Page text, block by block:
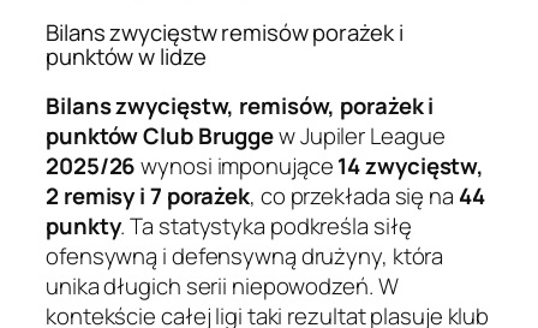
Bilans zwycięstw remisów porażek i
punktów w lidze
Bilans zwycięstw, remisów, porażek i
punktówClub Bruggew Jupiler League
2025/26wynosi imponujące14 zwycięstw,
2 remisy i 7 porażek, co przekłada się na 44
punkty. Ta statystyka podkreśla siłę
ofensywną i defensywną drużyny, która
unika długich serii niepowodzeń. W
kontekście całej ligi taki rezultat plasuje klub